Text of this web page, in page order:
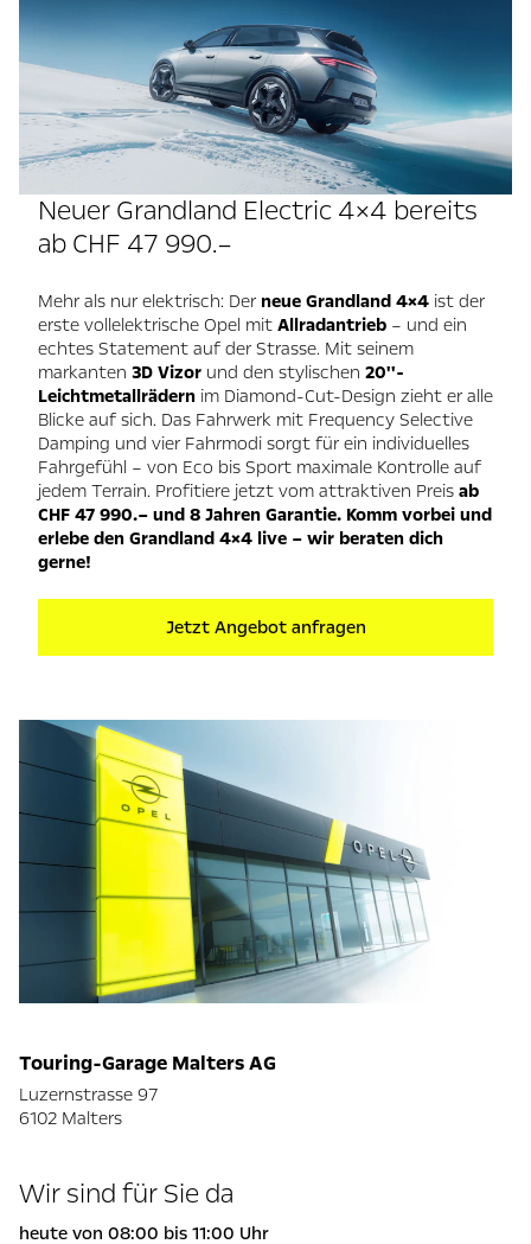
Neuer Grandland Electric 4×4 bereits
ab CHF 47 990.–
Mehr als nur elektrisch: Der neue Grandland 4×4 ist der
erste vollelektrische Opel mit Allradantrieb – und ein
echtes Statement auf der Strasse. Mit seinem
markanten 3D Vizor und den stylischen 20''-
Leichtmetallrädern im Diamond-Cut-Design zieht er alle
Blicke auf sich. Das Fahrwerk mit Frequency Selective
Damping und vier Fahrmodi sorgt für ein individuelles
Fahrgefühl – von Eco bis Sport maximale Kontrolle auf
jedem Terrain. Profitiere jetzt vom attraktiven Preis ab
CHF 47 990.– und 8 Jahren Garantie. Komm vorbei und
erlebe den Grandland 4×4 live – wir beraten dich
gerne!
Jetzt Angebot anfragen
Touring-Garage Malters AG
Luzernstrasse 97
6102 Malters
Wir sind für Sie da
heute von 08:00 bis 11:00 Uhr